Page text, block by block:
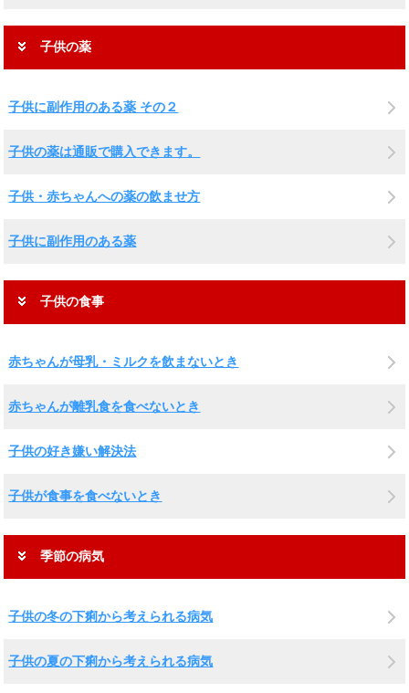
子供の薬
子供に副作用のある薬 その２
子供の薬は通販で購入できます。
子供・赤ちゃんへの薬の飲ませ方
子供に副作用のある薬
子供の食事
赤ちゃんが母乳・ミルクを飲まないとき
赤ちゃんが離乳食を食べないとき
子供の好き嫌い解決法
子供が食事を食べないとき
季節の病気
子供の冬の下痢から考えられる病気
子供の夏の下痢から考えられる病気